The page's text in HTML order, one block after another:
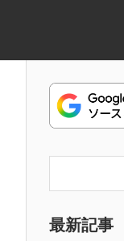
最新記事